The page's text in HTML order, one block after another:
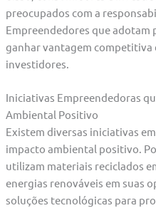
preocupados com a
Empreendedores que adotam
ganhar vantagem competitiva
investidores.
Iniciativas Empreendedoras
Ambiental Positivo
Existem diversas iniciativas
impacto ambiental positivo.
utilizam materiais reciclados
energias renováveis em suas
soluções tecnológicas para